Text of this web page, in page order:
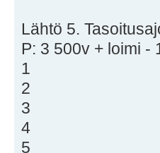
Lähtö 5.
P: 3 500v + loimi -
1
2
3
4
5